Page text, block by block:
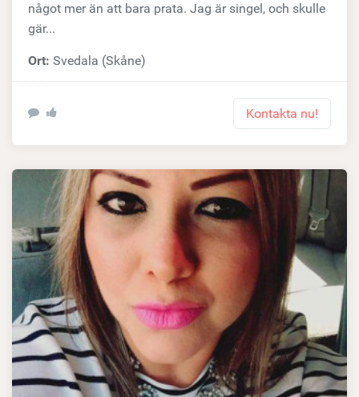
något mer än att bara prata. Jag är singel, och skulle
gär...
Ort: Svedala (Skåne)
Kontakta nu!